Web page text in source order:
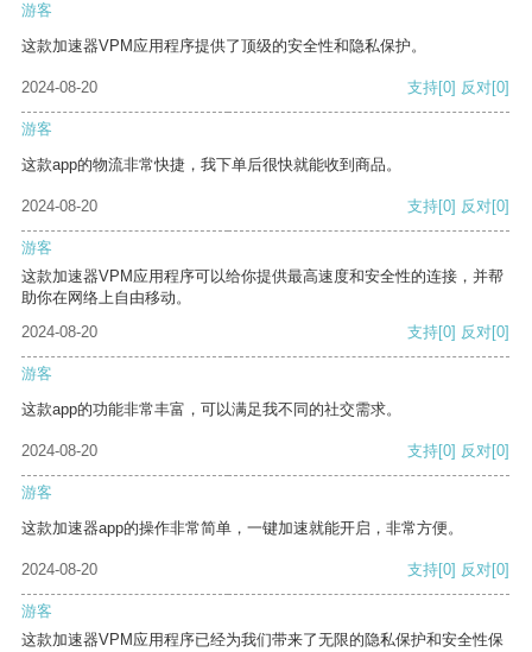
游客
这款加速器VPM应用程序提供了顶级的安全性和隐私保护。
2024-08-20 支持[0] 反对[0]
游客
这款app的物流非常快捷，我下单后很快就能收到商品。
2024-08-20 支持[0] 反对[0]
游客
这款加速器VPM应用程序可以给你提供最高速度和安全性的连接，并帮
助你在网络上自由移动。
2024-08-20
支持[0] 反对[0]
游客
这款app的功能非常丰富，可以满足我不同的社交需求。
2024-08-20 支持[0] 反对[0]
游客
这款加速器app的操作非常简单，一键加速就能开启，非常方便。
2024-08-20 支持[0] 反对[0]
游客
这款加速器VPM应用程序已经为我们带来了无限的隐私保护和安全性保